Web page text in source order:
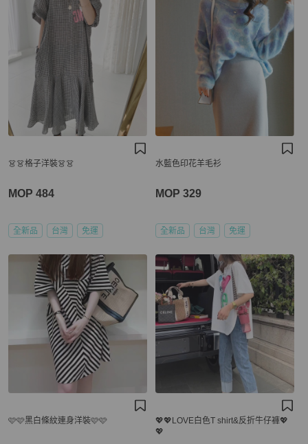
👗👗格子洋裝👗👗
MOP 484
全新品 台灣 免運
水藍色印花羊毛衫
MOP 329
全新品 台灣 免運
🩷🩷黑白條紋連身洋裝🩷🩷
💖💖LOVE白色T shirt&反折牛仔褲💖
💖